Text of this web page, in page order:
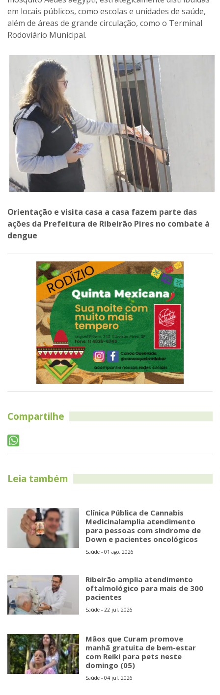
em locais públicos, como escolas e unidades de saúde,
além de áreas de grande circulação, como o Terminal
Rodoviário Municipal.
Orientação e visita casa a casa fazem parte das
ações da Prefeitura de Ribeirão Pires no combate à
dengue
Compartilhe
Leia também
Clínica Pública de Cannabis
Medicinalamplia atendimento
para pessoas com síndrome de
Down e pacientes oncológicos
Saúde - 01 ago, 2026
Ribeirão amplia atendimento
oftalmológico para mais de 300
pacientes
Saúde - 22 jul, 2026
Mãos que Curam promove
manhã gratuita de bem-estar
com Reiki para pets neste
domingo (05)
Saúde - 04 jul, 2026